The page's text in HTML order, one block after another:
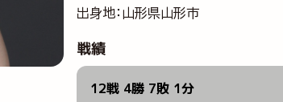
出身地：山形県山形市
戦績
12戦 4勝 7敗 1分